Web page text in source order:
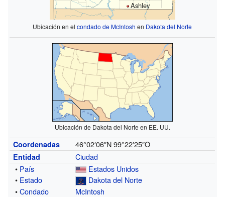
Ashley
Ubicación en elcondado de McIntosh en Dakota del Norte
Ubicación de Dakota del Norte en EE. UU.
Coordenadas 46°02′06″N 99°22′25″O
Entidad
Ciudad
• País
Estados Unidos
• Estado
Dakota del Norte
•Condado McIntosh